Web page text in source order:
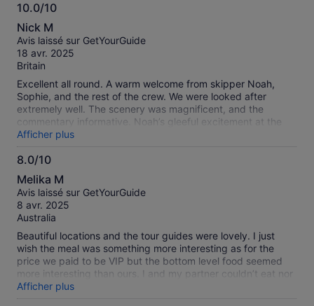
10.0/10
10.0
sur
10
Nick M
Avis laissé sur GetYourGuide
18 avr. 2025
Britain
Excellent all round. A warm welcome from skipper Noah,
Sophie, and the rest of the crew. We were looked after
extremely well. The scenery was magnificent, and the
commentary informative. Noah’s gleeful excitement at the
size of the waves at Wineglass Bay was infectious. We loved
this trip.
Afficher plus
8.0/10
8.0
sur
10
Melika M
Avis laissé sur GetYourGuide
8 avr. 2025
Australia
Beautiful locations and the tour guides were lovely. I just
wish the meal was something more interesting as for the
price we paid to be VIP but the bottom level food seemed
more interesting than ours. I and my partner couldn’t eat nor
enjoyed the food provided.. apart from that everything else
was good.
Afficher plus